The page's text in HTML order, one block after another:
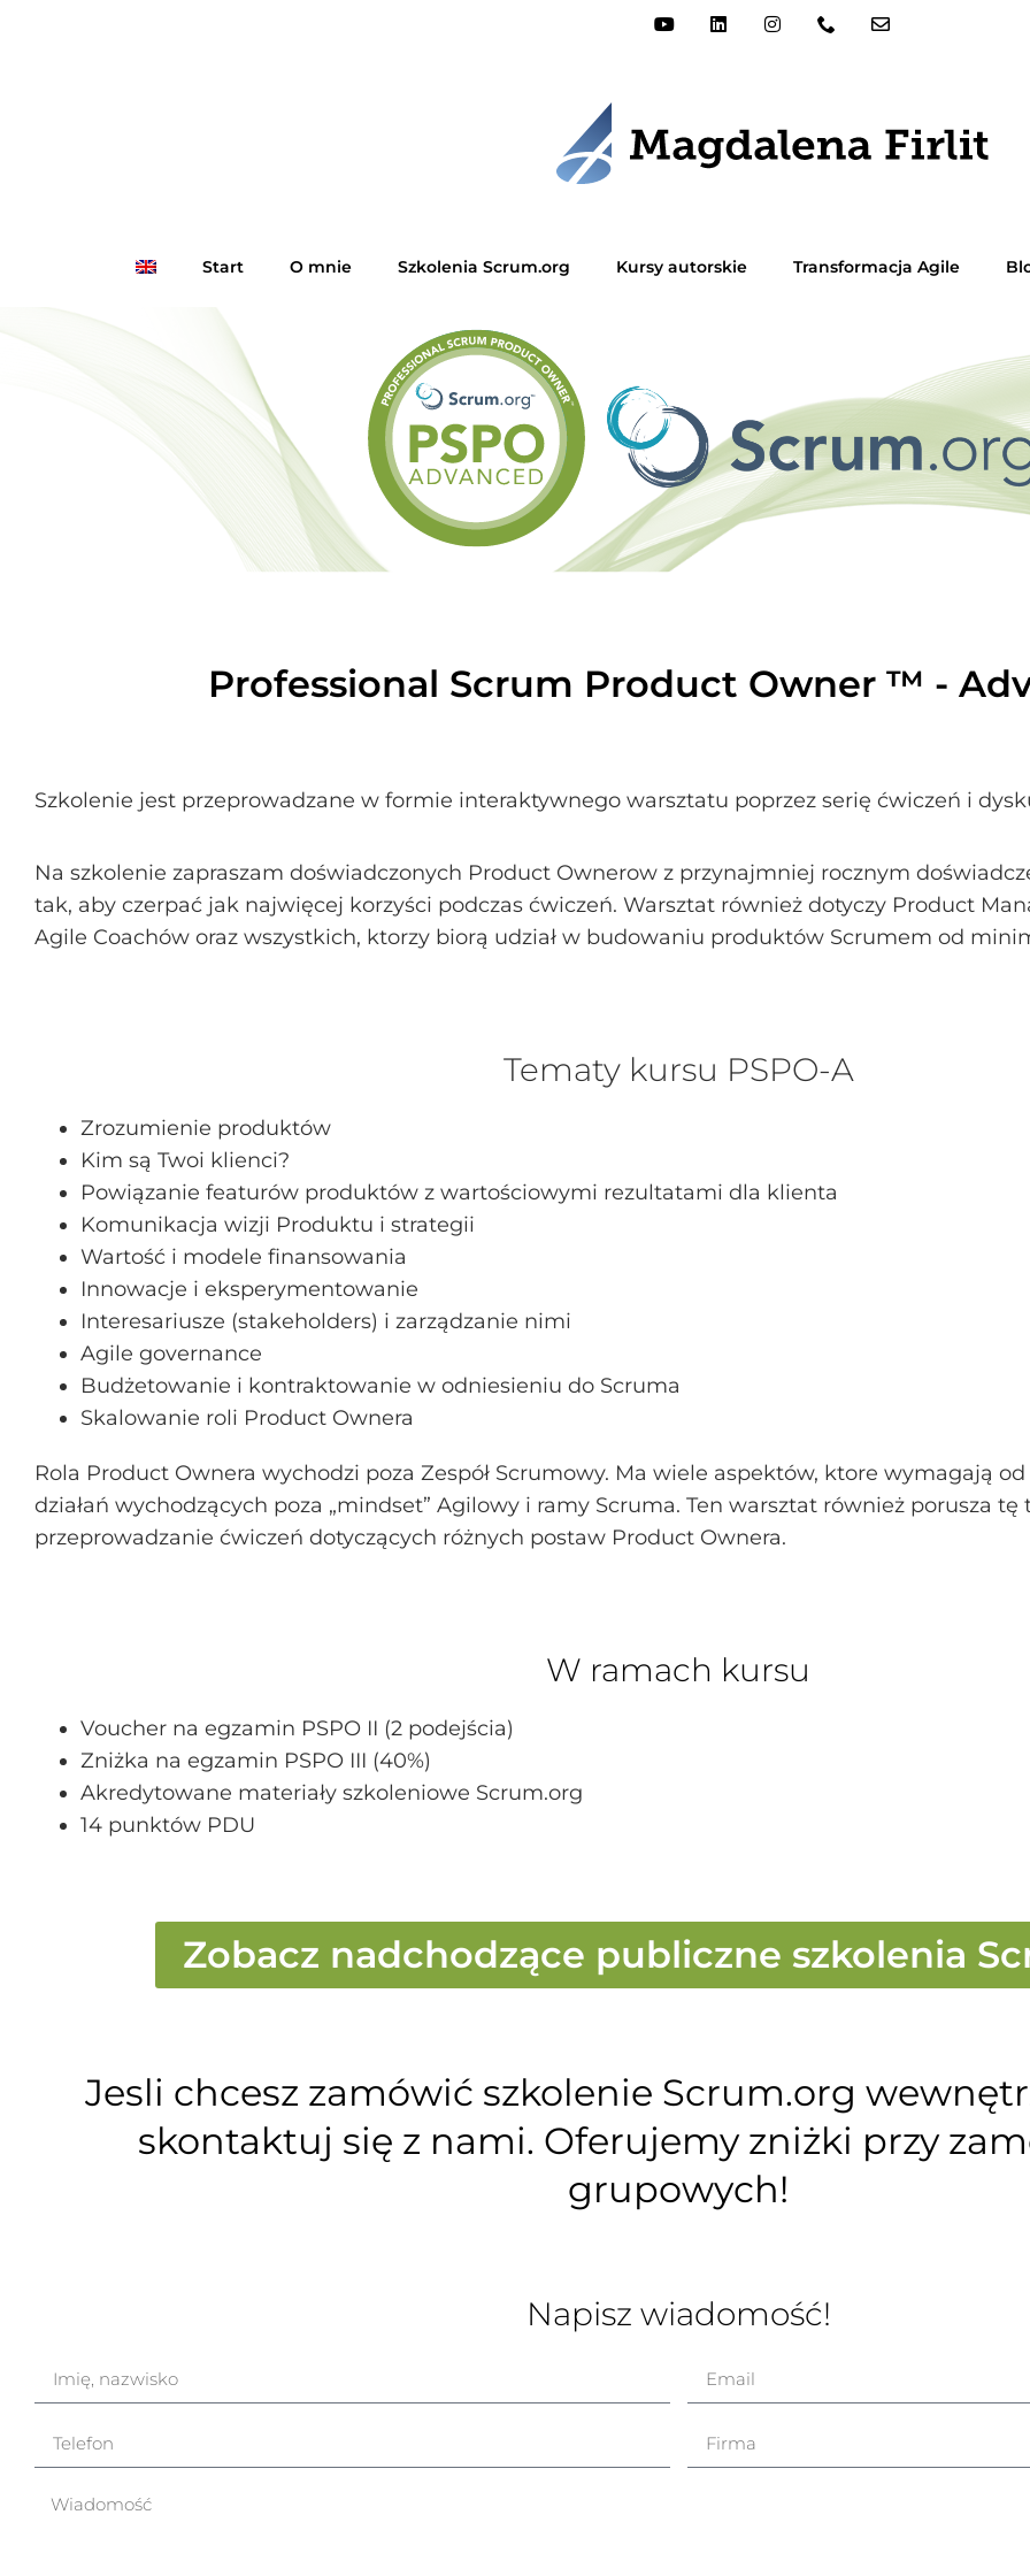
Start O mnie Szkolenia Scrum.org Kursy autorskie Transformacja Agile
Professional Scrum Product Owner ™ -
Szkolenie jest przeprowadzane w formie interaktywnego warsztatu poprzez serię ćwiczeń i
Na szkolenie zapraszam doświadczonych Product Ownerow z przynajmniej rocznym
tak, aby czerpać jak najwięcej korzyści podczas ćwiczeń. Warsztat również dotyczy Product
Agile Coachów oraz wszystkich, ktorzy biorą udział w budowaniu produktów Scrumem od
Tematy kursu PSPO-A
Zrozumienie produktów
Kim są Twoi klienci?
Powiązanie featurów produktów z wartościowymi rezultatami dla klienta
Komunikacja wizji Produktu i strategii
Wartość i modele finansowania
Innowacje i eksperymentowanie
Interesariusze (stakeholders) i zarządzanie nimi
Agile governance
Budżetowanie i kontraktowanie w odniesieniu do Scruma
Skalowanie roli Product Ownera
Rola Product Ownera wychodzi poza Zespół Scrumowy. Ma wiele aspektów, ktore wymagają
działań wychodzących poza „mindset” Agilowy i ramy Scruma. Ten warsztat również porusza
przeprowadzanie ćwiczeń dotyczących różnych postaw Product Ownera.
W ramach kursu
Voucher na egzamin PSPO II (2 podejścia)
Zniżka na egzamin PSPO III (40%)
Akredytowane materiały szkoleniowe Scrum.org
14 punktów PDU
Zobacz nadchodzące publiczne szkolenia
Jesli chcesz zamówić szkolenie Scrum.org
skontaktuj się z nami. Oferujemy zniżki przy
grupowych!
Napisz wiadomość!